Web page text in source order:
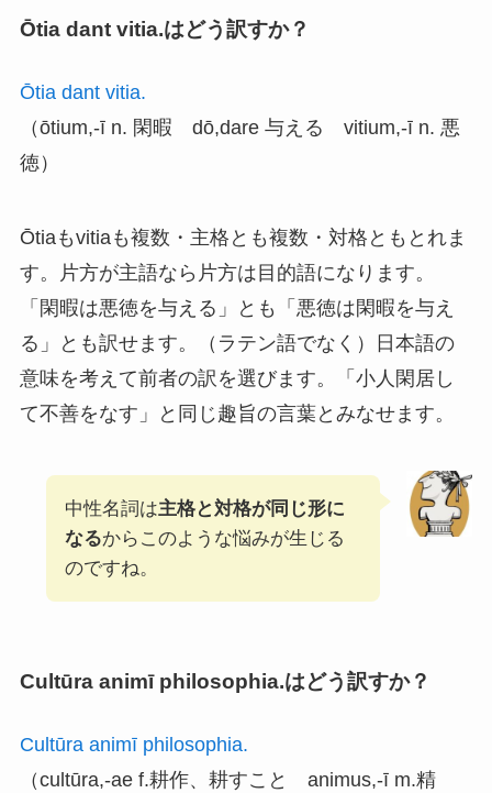
Ōtia dant vitia.はどう訳すか？
Ōtia dant vitia.
（ōtium,-ī n. 閑暇 dō,dare 与える vitium,-ī n. 悪
徳）
Ōtiaもvitiaも複数・主格とも複数・対格ともとれま
す。片方が主語なら片方は目的語になります。
「閑暇は悪徳を与える」とも「悪徳は閑暇を与え
る」とも訳せます。（ラテン語でなく）日本語の
意味を考えて前者の訳を選びます。「小人閑居し
て不善をなす」と同じ趣旨の言葉とみなせます。
中性名詞は主格と対格が同じ形に
なるからこのような悩みが生じる
のですね。
Cultūra animī philosophia.はどう訳すか？
Cultūra animī philosophia.
（cultūra,-ae f.耕作、耕すこと animus,-ī m.精